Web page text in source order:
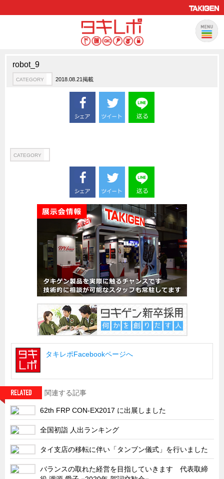
CATEGORY
新製品ロケットニュース
ハイセキュリティ錠前TAKシリーズ
CFRP（炭素繊維強化プラスチック）
ソリューション
船舶・港湾設備
試作・特注品の事例集
SDGs配慮・脱炭素
省力化製品
配電盤・分電盤・キュービクル
医療・福祉・介護関連
ロボット・自動化装置関連
二次電池関連
EV・PHEV充電器関連
再生可能エネルギー
農業関連
半導体製造装置関連
共同溝・無電柱化関連
サーバーラック・エンクロジャー
特装車・バス・トラック関連
robot_9
CATEGORY 2018.08.21掲載
CATEGORY
タキレポFacebookページへ
関連する記事
62th FRP CON-EX2017 に出展しました
全国初詣 人出ランキング
タイ支店の移転に伴い「タンブン儀式」を行いました
バランスの取れた経営を目指していきます 代表取締